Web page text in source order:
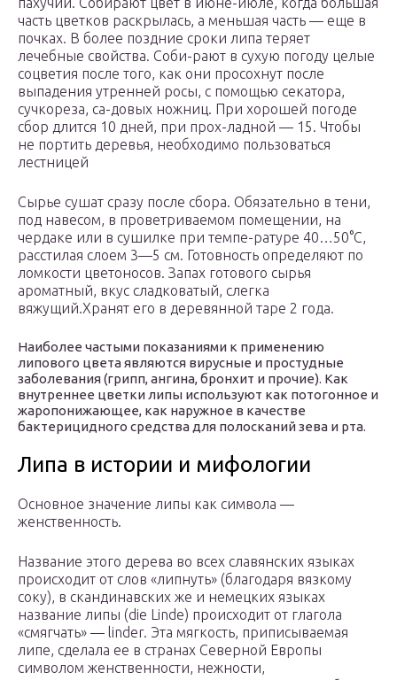
часть цветков раскрылась, а меньшая часть — еще в
почках. В более поздние сроки липа теряет
лечебные свойства. Соби-рают в сухую погоду целые
соцветия после того, как они просохнут после
выпадения утренней росы, с помощью секатора,
сучкореза, са-довых ножниц. При хорошей погоде
сбор длится 10 дней, при прох-ладной — 15. Чтобы
не портить деревья, необходимо пользоваться
лестницей
Сырье сушат сразу после сбора. Обязательно в тени,
под навесом, в проветриваемом помещении, на
чердаке или в сушилке при темпе-ратуре 40…50°С,
расстилая слоем 3—5 см. Готовность определяют по
ломкости цветоносов. Запах готового сырья
ароматный, вкус сладковатый, слегка
вяжущий.Хранят его в деревянной таре 2 года.
Наиболее частыми показаниями к применению
липового цвета являются вирусные и простудные
заболевания (грипп, ангина, бронхит и прочие). Как
внутреннее цветки липы используют как потогонное и
жаропонижающее, как наружное в качестве
бактерицидного средства для полосканий зева и рта.
Липа в истории и мифологии
Основное значение липы как символа —
женственность.
Название этого дерева во всех славянских языках
происходит от слов «липнуть» (благодаря вязкому
соку), в скандинавских же и немецких языках
название липы (die Linde) происходит от глагола
«смягчать» — linder. Эта мягкость, приписываемая
липе, сделала ее в странах Северной Европы
символом женственности, нежности,